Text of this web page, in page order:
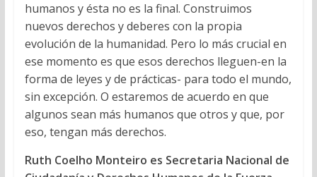
humanos y ésta no es la final. Construimos
nuevos derechos y deberes con la propia
evolución de la humanidad. Pero lo más crucial en
ese momento es que esos derechos lleguen-en la
forma de leyes y de prácticas- para todo el mundo,
sin excepción. O estaremos de acuerdo en que
algunos sean más humanos que otros y que, por
eso, tengan más derechos.
Ruth Coelho Monteiro es Secretaria Nacional de